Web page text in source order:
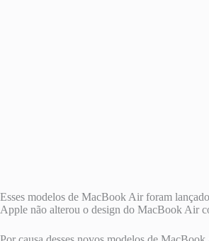
Esses modelos de MacBook Air foram
Apple não alterou o design do MacBook Air